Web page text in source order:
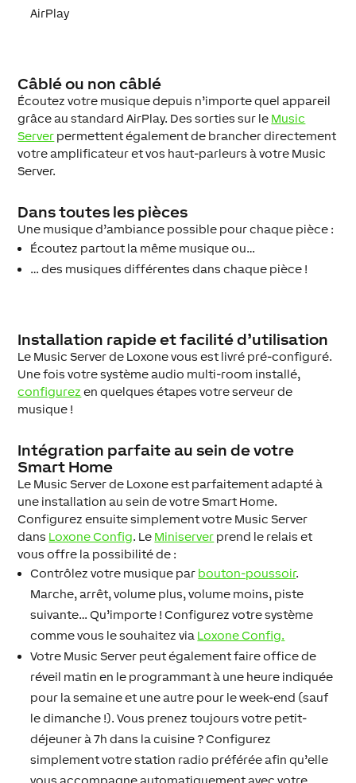
AirPlay
Câblé ou non câblé
Écoutez votre musique depuis n’importe quel appareil
grâce au standard AirPlay. Des sorties sur le Music
Server permettent également de brancher directement
votre amplificateur et vos haut-parleurs à votre Music
Server.
Dans toutes les pièces
Une musique d’ambiance possible pour chaque pièce :
Écoutez partout la même musique ou…
… des musiques différentes dans chaque pièce !
Installation rapide et facilité d’utilisation
Le Music Server de Loxone vous est livré pré-configuré.
Une fois votre système audio multi-room installé,
configurez en quelques étapes votre serveur de
musique !
Intégration parfaite au sein de votre
Smart Home
Le Music Server de Loxone est parfaitement adapté à
une installation au sein de votre Smart Home.
Configurez ensuite simplement votre Music Server
dans Loxone Config. Le Miniserver prend le relais et
vous offre la possibilité de :
Contrôlez votre musique par bouton-poussoir.
Marche, arrêt, volume plus, volume moins, piste
suivante… Qu’importe ! Configurez votre système
comme vous le souhaitez via Loxone Config.
Votre Music Server peut également faire office de
réveil matin en le programmant à une heure indiquée
pour la semaine et une autre pour le week-end (sauf
le dimanche !). Vous prenez toujours votre petit-
déjeuner à 7h dans la cuisine ? Configurez
simplement votre station radio préférée afin qu’elle
vous accompagne automatiquement avec votre